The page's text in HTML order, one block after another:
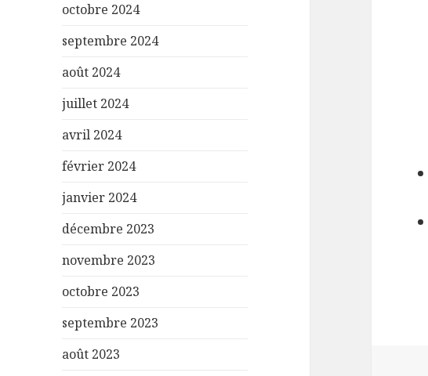
octobre 2024
septembre 2024
août 2024
juillet 2024
avril 2024
février 2024
janvier 2024
décembre 2023
novembre 2023
octobre 2023
septembre 2023
août 2023